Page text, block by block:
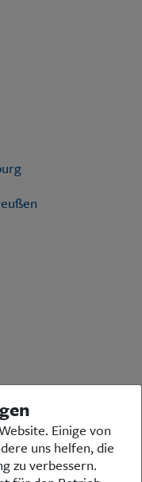
eine einzigartige Stimme
für Woche berichtet sie
und Wirtschaft und
unserer Gesellschaft
dem traditionellen
Einige von
uns helfen, die
zu verbessern.